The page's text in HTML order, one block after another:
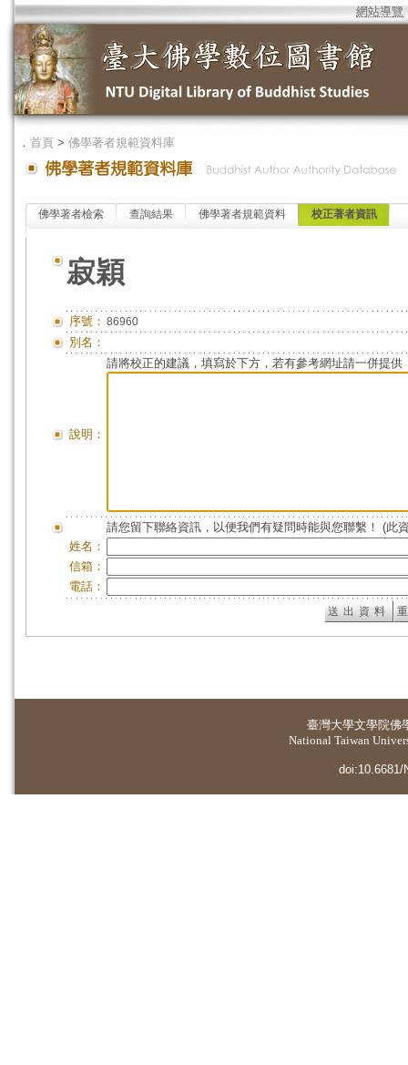
網站導覽
． 首頁 > 佛學著者規範資料庫
佛學著者檢索 查詢結果 佛學著者規範資料 校正著者資訊
寂穎
序號： 86960
別名：
說明：
請將校正的建議，填寫於下方，若有參考網址請一併提供
請您留下聯絡資訊，以便我們有疑問時能與您聯繫！ (此
姓名：
信箱：
電話：
臺灣大學文學院佛
National Taiwan
doi:10.6681/